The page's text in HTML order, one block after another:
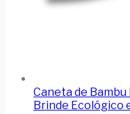
Caneta de
Brinde Ecológico